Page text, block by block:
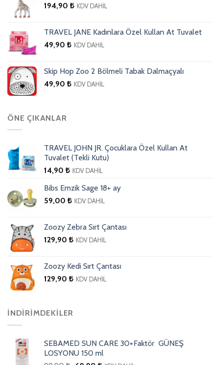
194,90 ₺ KDV DAHİL
TRAVEL JANE Kadınlara Özel Kullan At Tuvalet
49,90 ₺ KDV DAHİL
Skip Hop Zoo 2 Bölmeli Tabak Dalmaçyalı
49,90 ₺ KDV DAHİL
ÖNE ÇIKANLAR
TRAVEL JOHN JR. Çocuklara Özel Kullan At
Tuvalet (Tekli Kutu)
14,90 ₺ KDV DAHİL
Bibs Emzik Sage 18+ ay
59,00 ₺ KDV DAHİL
Zoozy Zebra Sırt Çantası
129,90 ₺ KDV DAHİL
Zoozy Kedi Sırt Çantası
129,90 ₺ KDV DAHİL
İNDIRIMDEKILER
SEBAMED SUN CARE 30+Faktör GÜNEŞ
LOSYONU 150 ml